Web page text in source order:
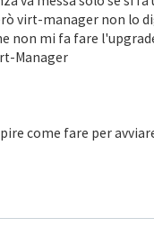
virt-manager non lo
non mi fa fare
Manager
come fare per